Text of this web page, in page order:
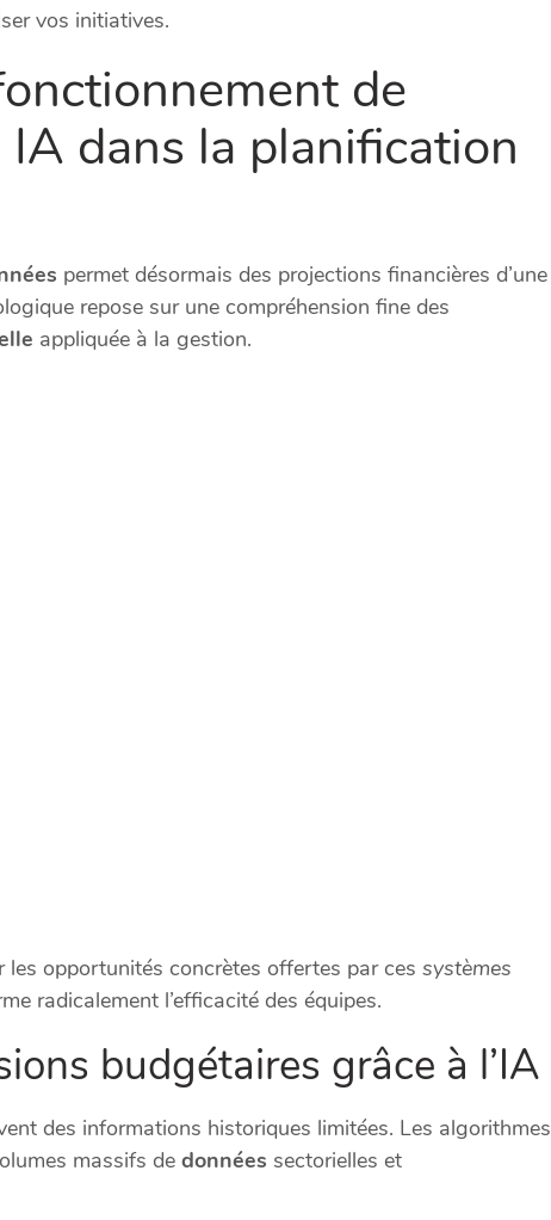
vos initiatives.
de
IA dans la planification
permet désormais des projections financières d’une
repose sur une compréhension fine des
appliquée à la gestion.
opportunités concrètes offertes par ces systèmes
radicalement l’efficacité des équipes.
budgétaires grâce à l’IA
des informations historiques limitées. Les algorithmes
massifs de données sectorielles et